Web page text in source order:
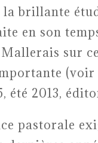
brillante
en son
sur
(voir
été 2013,
pastorale